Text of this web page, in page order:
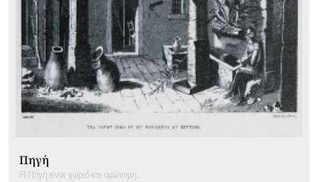
Πηγή
Η Πηγή είναι χωριό και ομώνυμη...